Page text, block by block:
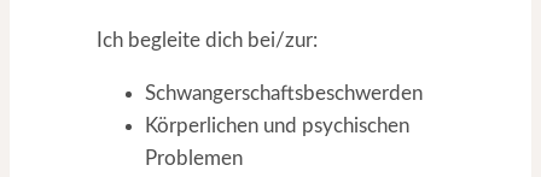
Ich begleite dich bei/zur:
Schwangerschaftsbeschwerden
Körperlichen und psychischen
Problemen